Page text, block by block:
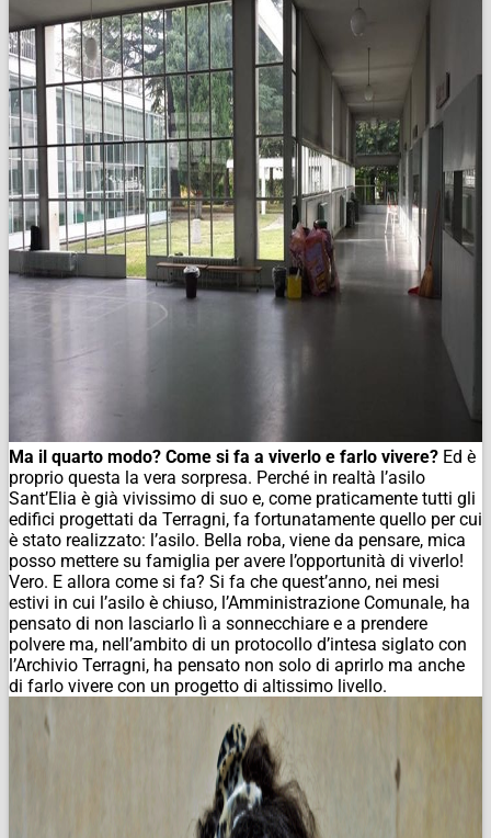
Ma il quarto modo? Come si fa a viverlo e farlo vivere? Ed è
proprio questa la vera sorpresa. Perché in realtà l’asilo
Sant’Elia è già vivissimo di suo e, come praticamente tutti gli
edifici progettati da Terragni, fa fortunatamente quello per cui
è stato realizzato: l’asilo. Bella roba, viene da pensare, mica
posso mettere su famiglia per avere l’opportunità di viverlo!
Vero. E allora come si fa? Si fa che quest’anno, nei mesi
estivi in cui l’asilo è chiuso, l’Amministrazione Comunale, ha
pensato di non lasciarlo lì a sonnecchiare e a prendere
polvere ma, nell’ambito di un protocollo d’intesa siglato con
l’Archivio Terragni, ha pensato non solo di aprirlo ma anche
di farlo vivere con un progetto di altissimo livello.